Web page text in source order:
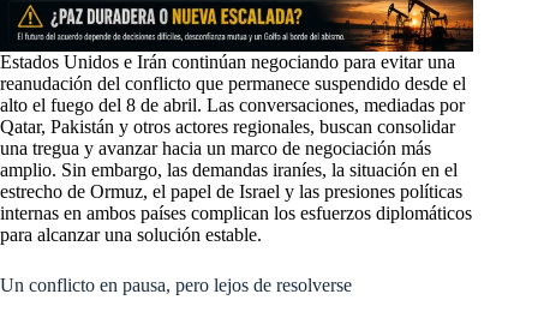
Estados Unidos e Irán continúan negociando para evitar una
reanudación del conflicto que permanece suspendido desde el
alto el fuego del 8 de abril. Las conversaciones, mediadas por
Qatar, Pakistán y otros actores regionales, buscan consolidar
una tregua y avanzar hacia un marco de negociación más
amplio. Sin embargo, las demandas iraníes, la situación en el
estrecho de Ormuz, el papel de Israel y las presiones políticas
internas en ambos países complican los esfuerzos diplomáticos
para alcanzar una solución estable.
Un conflicto en pausa, pero lejos de resolverse